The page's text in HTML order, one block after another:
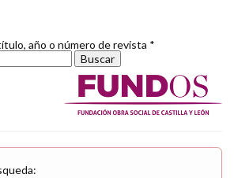
año o número de revista *